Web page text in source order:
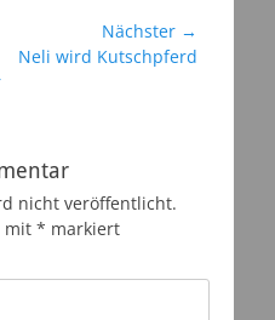
Nächster →
Nächster
Neli wird Kutschpferd
nicht veröffentlicht.
mit * markiert